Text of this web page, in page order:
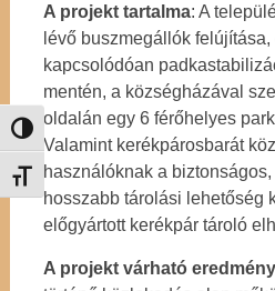
Nagy kontraszt váltása
Betűméret váltása
A projekt tartalma: A
lévő buszmegállók felújítása,
kapcsolódóan
mentén, a községházával
oldalán egy 6 férőhelyes
Valamint kerékpárosbarát
használóknak a
hosszabb tárolási lehetőség
előgyártott kerékpár tároló
A projekt várható